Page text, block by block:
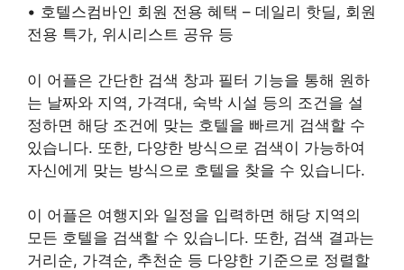
• 호텔스컴바인 회원 전용 혜택 – 데일리 핫딜, 회원
전용 특가, 위시리스트 공유 등
이 어플은 간단한 검색 창과 필터 기능을 통해 원하
는 날짜와 지역, 가격대, 숙박 시설 등의 조건을 설
정하면 해당 조건에 맞는 호텔을 빠르게 검색할 수
있습니다. 또한, 다양한 방식으로 검색이 가능하여
자신에게 맞는 방식으로 호텔을 찾을 수 있습니다.
이 어플은 여행지와 일정을 입력하면 해당 지역의
모든 호텔을 검색할 수 있습니다. 또한, 검색 결과는
거리순, 가격순, 추천순 등 다양한 기준으로 정렬할